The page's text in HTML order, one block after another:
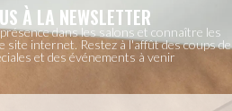
À LA NEWSLETTER
dans les salons et connaître les
internet. Restez à l'affût des coups de
et des événements à venir